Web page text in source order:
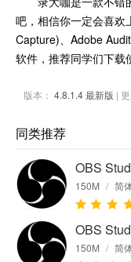
吧，相信你一定会喜
Capture)、Adobe
软件，推荐同学们下载
版本： 4.8.1.4 最新版 |
同类推荐
OBS
150M / 简
OBS
150M / 简